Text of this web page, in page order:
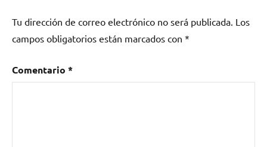
Tu dirección de correo electrónico no será publicada. Los
campos obligatorios están marcados con *
Comentario *